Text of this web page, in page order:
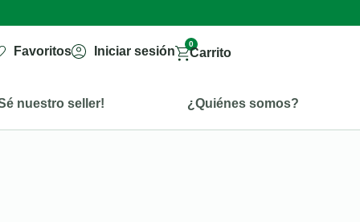
Favoritos Iniciar sesión
0
Carrito
nuestro seller! ¿Quiénes somos?